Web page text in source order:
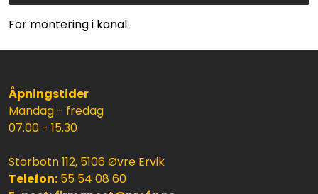
For montering i kanal.
Åpningstider
Mandag - fredag
07.00 - 15.30
Storbotn 112, 5106 Øvre Ervik
Telefon: 55 54 08 60